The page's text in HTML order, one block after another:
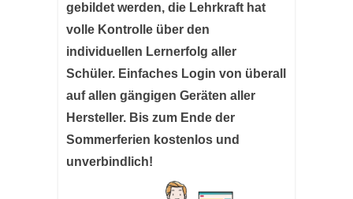
gebildet werden, die Lehrkraft hat
volle Kontrolle über den
individuellen Lernerfolg aller
Schüler. Einfaches Login von überall
auf allen gängigen Geräten aller
Hersteller. Bis zum Ende der
Sommerferien kostenlos und
unverbindlich!